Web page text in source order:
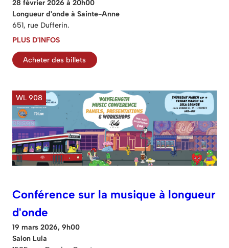
28 février 2026 à 20h00
Longueur d'onde à Sainte-Anne
651, rue Dufferin.
PLUS D'INFOS
Acheter des billets
WL 908
Conférence sur la musique à longueur
d'onde
19 mars 2026, 9h00
Salon Lula